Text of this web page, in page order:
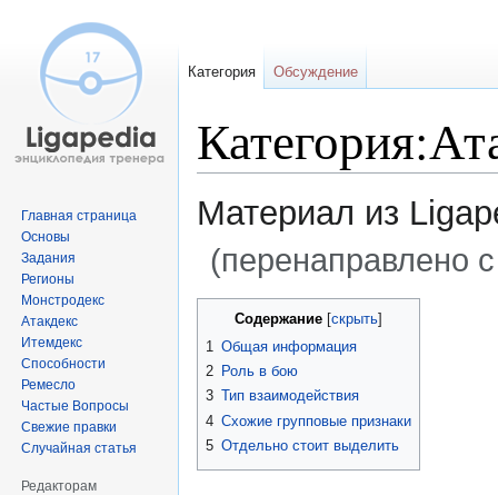
Материал из
(перенаправлено
Перейти
навигации
Перейти
Содержание
1 Общая информация
2 Роль в бою
3 Тип взаимодействия
4 Схожие групповые признаки
5 Отдельно стоит выделить
Категория Обсуждение
Главная страница
Основы
Задания
Регионы
Монстродекс
Атакдекс
Итемдекс
Способности
Ремесло
Частые Вопросы
Свежие правки
Случайная статья
Редакторам